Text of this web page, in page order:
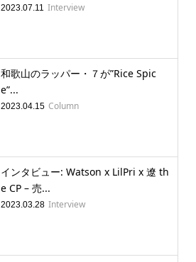
2023.07.11 Interview
和歌山のラッパー・７が”Rice Spic
e”...
2023.04.15 Column
インタビュー: Watson x LilPri x 遼 th
e CP – 売...
2023.03.28 Interview